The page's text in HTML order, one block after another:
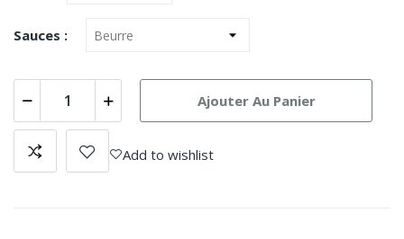
Sauces :
Ajouter Au Panier
Add to wishlist